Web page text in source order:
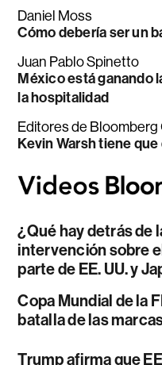
Daniel Moss
Cómo debería ser un
Juan Pablo Spinetto
México está ganando
la hospitalidad
Editores de Bloomberg
Kevin Warsh tiene
¿Qué hay detrás de
intervención sobre
parte de EE. UU. y
Copa Mundial de la
batalla de las
Trump afirma que